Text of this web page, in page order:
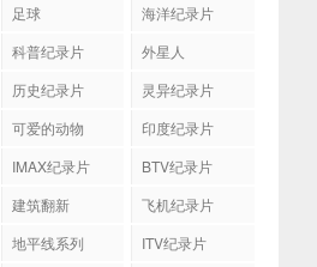
足球
海洋纪录片
科普纪录片
外星人
历史纪录片
灵异纪录片
可爱的动物
印度纪录片
IMAX纪录片
BTV纪录片
建筑翻新
飞机纪录片
地平线系列
ITV纪录片